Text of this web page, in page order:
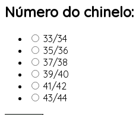
Número do chinelo:
33/34
35/36
37/38
39/40
41/42
43/44